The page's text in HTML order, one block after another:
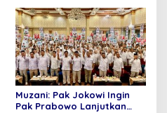
Muzani: Pak Jokowi Ingin
Pak Prabowo Lanjutkan